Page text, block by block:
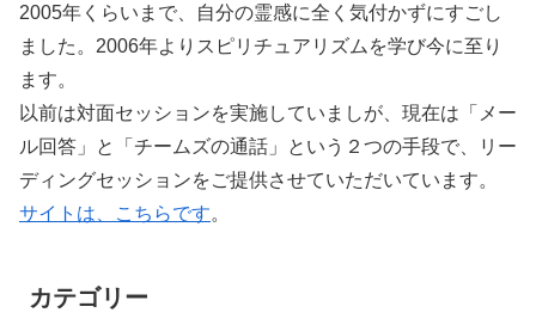
2005年くらいまで、自分の霊感に全く気付かずにすごし
ました。2006年よりスピリチュアリズムを学び今に至り
ます。
以前は対面セッションを実施していましが、現在は「メー
ル回答」と「チームズの通話」という２つの手段で、リー
ディングセッションをご提供させていただいています。
サイトは、こちらです。
カテゴリー